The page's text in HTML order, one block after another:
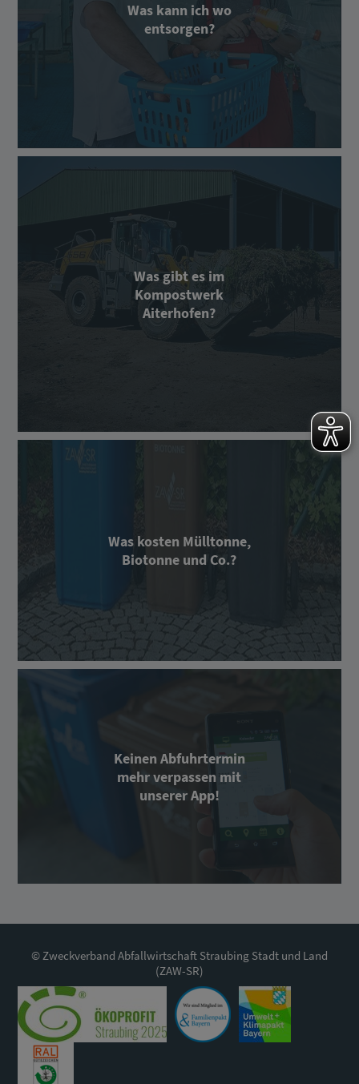
Was kann ich wo
entsorgen?
Was gibt es im
Kompostwerk
Aiterhofen?
Was kosten Mülltonne,
Biotonne und Co.?
Keinen Abfuhrtermin
mehr verpassen mit
unserer App!
© Zweckverband Abfallwirtschaft Straubing Stadt und Land
(ZAW-SR)